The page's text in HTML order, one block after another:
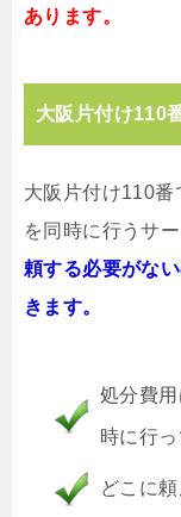
あります。
大阪片付け110
大阪片付け110番
を同時に行うサ
頼する必要がな
きます。
処分費
時に行
どこに